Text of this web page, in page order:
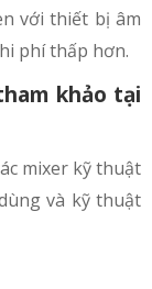
với thiết bị âm
phí thấp hơn.
khảo tại
mixer kỹ thuật
và kỹ thuật